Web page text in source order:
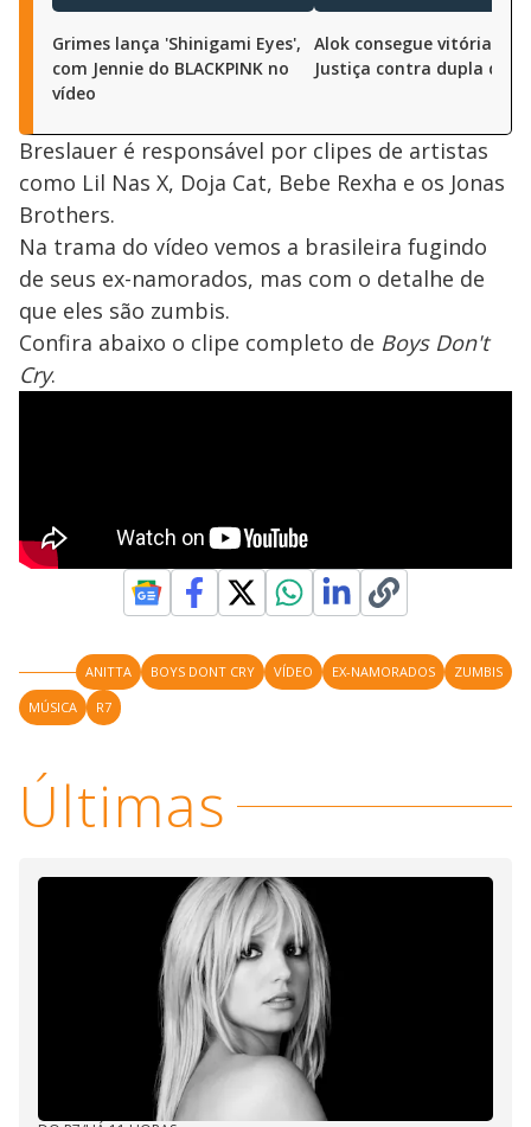
Grimes lança 'Shinigami Eyes',
com Jennie do BLACKPINK no
vídeo
Alok consegue vitória na
Justiça contra dupla de
Breslauer é responsável por clipes de artistas
como Lil Nas X, Doja Cat, Bebe Rexha e os Jonas
Brothers.
Na trama do vídeo vemos a brasileira fugindo
de seus ex-namorados, mas com o detalhe de
que eles são zumbis.
Confira abaixo o clipe completo de Boys Don't
Cry.
ANITTA BOYS DONT CRY VÍDEO EX-NAMORADOS
ZUMBIS
MÚSICA
R7
Últimas